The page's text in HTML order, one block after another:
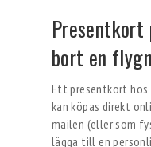
bort en
Ett presentkort
kan köpas direkt
mailen (eller som
lägga till en